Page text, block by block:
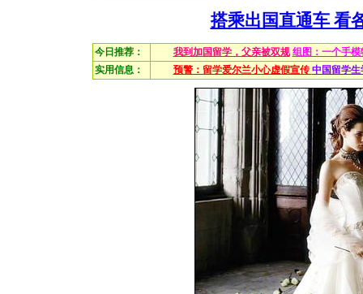
搭乘出国直通车 看
今日推荐： 我到加国留学，父亲被双规 组图：一个手
实用信息：
预警：留学爱尔兰小心虚假宣传 中国留学